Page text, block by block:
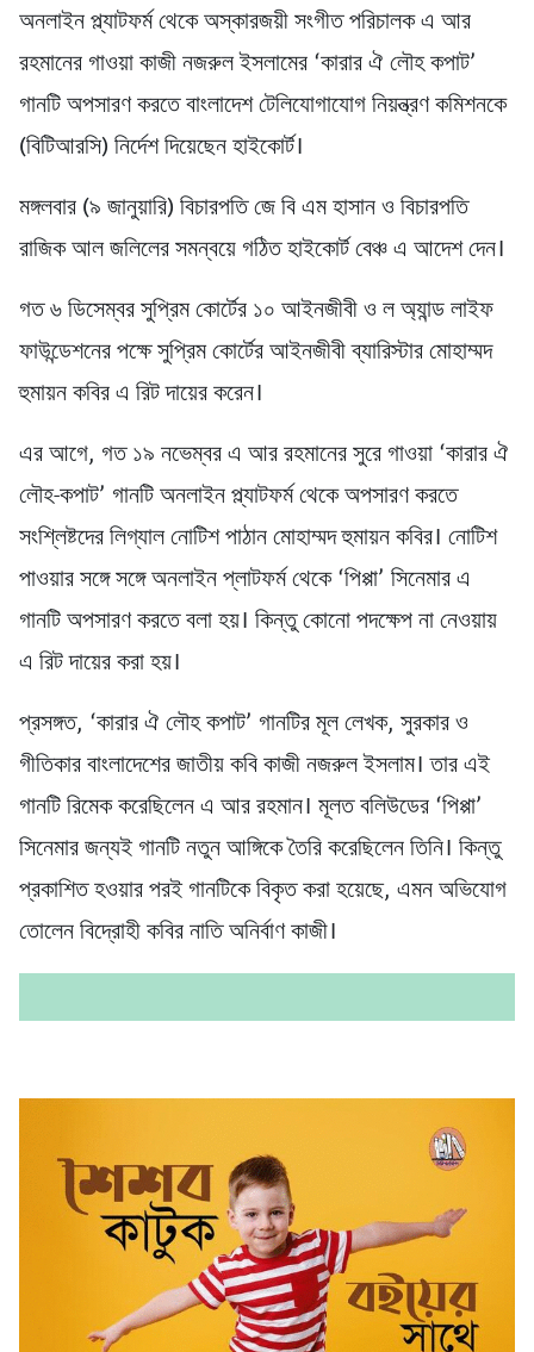
অনলাইন প্ল্যাটফর্ম থেকে অস্কারজয়ী সংগীত পরিচালক এ আর
রহমানের গাওয়া কাজী নজরুল ইসলামের ‘কারার ঐ লৌহ কপাট’
গানটি অপসারণ করতে বাংলাদেশ টেলিযোগাযোগ নিয়ন্ত্রণ কমিশনকে
(বিটিআরসি) নির্দেশ দিয়েছেন হাইকোর্ট।
মঙ্গলবার (৯ জানুয়ারি) বিচারপতি জে বি এম হাসান ও বিচারপতি
রাজিক আল জলিলের সমন্বয়ে গঠিত হাইকোর্ট বেঞ্চ এ আদেশ দেন।
গত ৬ ডিসেম্বর সুপ্রিম কোর্টের ১০ আইনজীবী ও ল অ্যান্ড লাইফ
ফাউন্ডেশনের পক্ষে সুপ্রিম কোর্টের আইনজীবী ব্যারিস্টার মোহাম্মদ
হুমায়ন কবির এ রিট দায়ের করেন।
এর আগে, গত ১৯ নভেম্বর এ আর রহমানের সুরে গাওয়া ‘কারার ঐ
লৌহ-কপাট’ গানটি অনলাইন প্ল্যাটফর্ম থেকে অপসারণ করতে
সংশ্লিষ্টদের লিগ্যাল নোটিশ পাঠান মোহাম্মদ হুমায়ন কবির। নোটিশ
পাওয়ার সঙ্গে সঙ্গে অনলাইন প্লাটফর্ম থেকে ‘পিপ্পা’ সিনেমার এ
গানটি অপসারণ করতে বলা হয়। কিন্তু কোনো পদক্ষেপ না নেওয়ায়
এ রিট দায়ের করা হয়।
প্রসঙ্গত, ‘কারার ঐ লৌহ কপাট’ গানটির মূল লেখক, সুরকার ও
গীতিকার বাংলাদেশের জাতীয় কবি কাজী নজরুল ইসলাম। তার এই
গানটি রিমেক করেছিলেন এ আর রহমান। মূলত বলিউডের ‘পিপ্পা’
সিনেমার জন্যই গানটি নতুন আঙ্গিকে তৈরি করেছিলেন তিনি। কিন্তু
প্রকাশিত হওয়ার পরই গানটিকে বিকৃত করা হয়েছে, এমন অভিযোগ
তোলেন বিদ্রোহী কবির নাতি অনির্বাণ কাজী।